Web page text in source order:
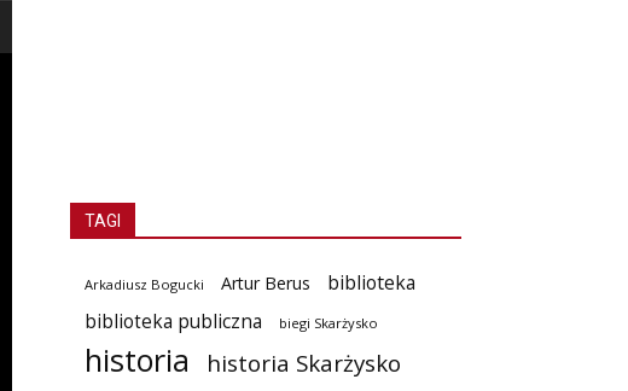
TAGI
Arkadiusz Bogucki Artur Berus
biblioteka
biblioteka publiczna
biegi Skarżysko
historia historia Skarżysko